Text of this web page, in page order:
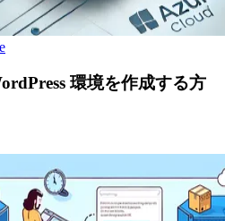
環境を作成する方